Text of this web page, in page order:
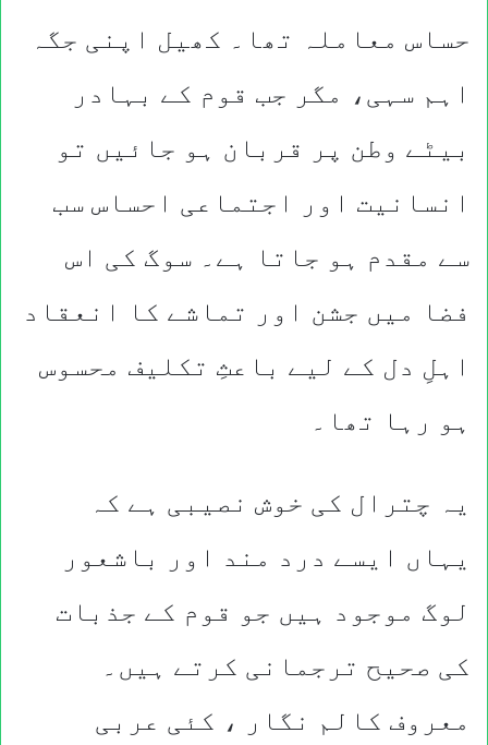
حساس معاملہ تھا۔ کھیل اپنی جگہ
اہم سہی، مگر جب قوم کے بہادر
بیٹے وطن پر قربان ہو جائیں تو
انسانیت اور اجتماعی احساس سب
سے مقدم ہو جاتا ہے۔ سوگ کی اس
فضا میں جشن اور تماشے کا انعقاد
اہلِ دل کے لیے باعثِ تکلیف محسوس
ہو رہا تھا۔
یہ چترال کی خوش نصیبی ہے کہ
یہاں ایسے درد مند اور باشعور
لوگ موجود ہیں جو قوم کے جذبات
کی صحیح ترجمانی کرتے ہیں۔
معروف کالم نگار ، کئی عربی